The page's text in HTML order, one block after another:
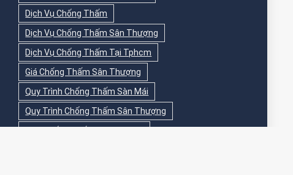
Dịch Vụ Chống Thấm
Dịch Vụ Chống Thấm Sân Thượng
Dịch Vụ Chống Thấm Tại Tphcm
Giá Chống Thấm Sân Thượng
Quy Trình Chống Thấm Sàn Mái
Quy Trình Chống Thấm Sân Thượng